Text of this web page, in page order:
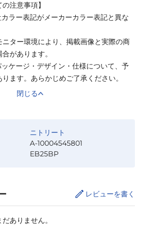
注意事項】
ラー表記がメーカーカラー表記と異な
ター環境により、掲載画像と実際の商
があります。
ケージ・デザイン・仕様について、予
ます。あらかじめご了承ください。
閉じる
ニトリート
A-10004545801
EB25BP
レビューを書く
ありません。